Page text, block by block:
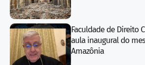
Faculdade de Direito
aula inaugural do
Amazônia